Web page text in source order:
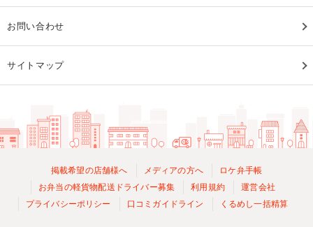
お問い合わせ
サイトマップ
掲載希望の店舗様へ メディアの方へ
ロケ弁手帳
お弁当の軽貨物配送ドライバー募集
利用規約
運営会社
プライバシーポリシー
口コミガイドライン くるめし一括精算